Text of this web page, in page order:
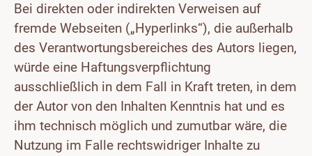
Bei direkten oder indirekten Verweisen auf
fremde Webseiten („Hyperlinks“), die außerhalb
des Verantwortungsbereiches des Autors liegen,
würde eine Haftungsverpflichtung
ausschließlich in dem Fall in Kraft treten, in dem
der Autor von den Inhalten Kenntnis hat und es
ihm technisch möglich und zumutbar wäre, die
Nutzung im Falle rechtswidriger Inhalte zu